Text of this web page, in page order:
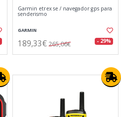
Garmin etrex se / navegador gps para
senderismo
GARMIN
189,33€ 265,06€ - 29%